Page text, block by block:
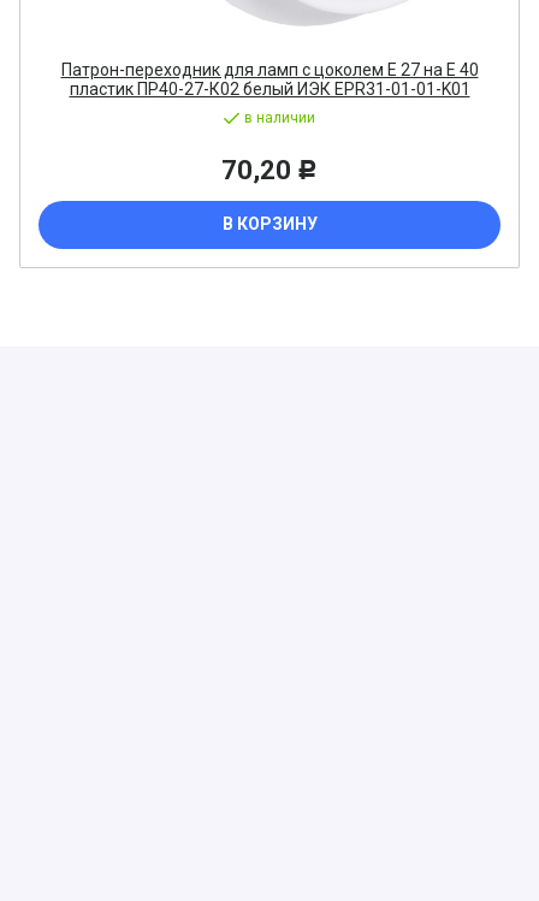
Патрон-переходник для ламп с цоколем Е 27 на Е 40
пластик ПР40-27-К02 белый ИЭК EPR31-01-01-K01
в наличии
70,20 Р
В КОРЗИНУ